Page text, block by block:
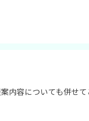
容についても併せて